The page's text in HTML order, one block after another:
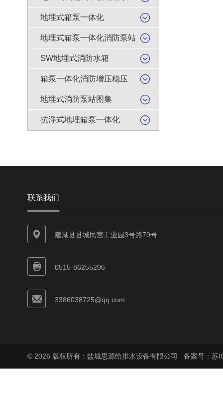
地埋式箱泵一体化
地埋式箱泵一体化消防泵站
SW地埋式消防水箱
箱泵一体化消防增压稳压
地埋式消防泵站图集
抗浮式地埋箱泵一体化
联系我们
建湖县县城民营工业园3号路79号
0515-86255206
3386038725@qq.com
© 2026 版权所有：盐城思源给排水设备有限公司 备案号：苏